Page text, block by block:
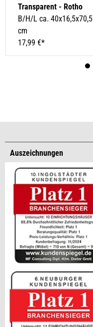
Transparent - Rotho
B/H/L ca. 40x16,5x70,5
cm
17,99 €*
Auszeichnungen